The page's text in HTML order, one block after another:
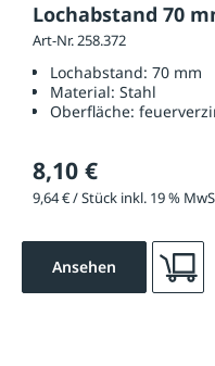
Lochabstand 70
Art-Nr. 258.372
Lochabstand: 70 mm
Material: Stahl
Oberfläche:
8,10 €
9,64 € / Stück inkl. 19 %
Ansehen